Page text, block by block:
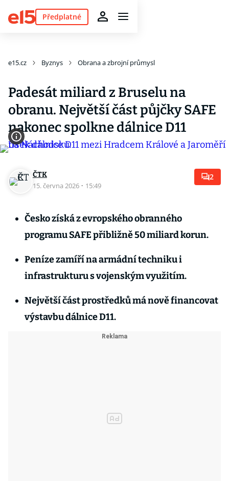
Předplatné
e15.cz Byznys Obrana a zbrojní průmysl
Padesát miliard z Bruselu na
obranu. Největší část půjčky SAFE
nakonec spolkne dálnice D11
ČTK
15. června 2026 · 15:49
2
Česko získá z evropského obranného
programu SAFE přibližně 50 miliard korun.
Peníze zamíří na armádní techniku i
infrastrukturu s vojenským využitím.
Největší část prostředků má nově financovat
výstavbu dálnice D11.